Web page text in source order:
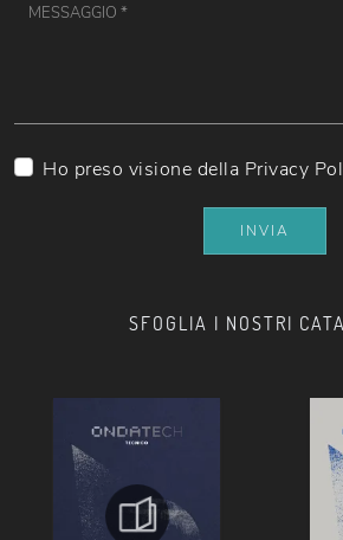
SFOGLIA I NOSTRI
Ho preso visione della Privacy
INVIA